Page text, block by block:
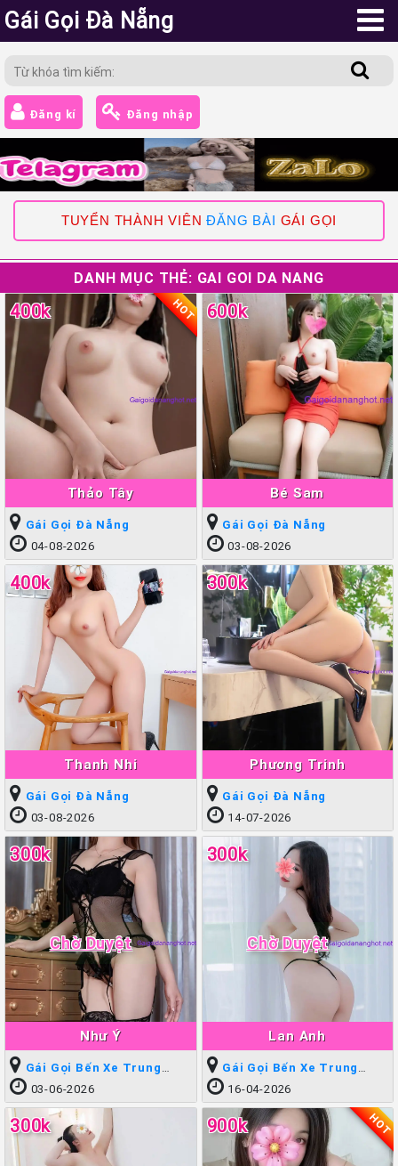
Gái Gọi Đà Nẵng
Đăng kí Đăng nhập
TUYỂN THÀNH VIÊNĐĂNG BÀI GÁI GỌI
DANH MỤC THẺ: GAI GOI DA NANG
Thảo Tây
400k HOT
Gái Gọi Đà Nẵng
04-08-2026
Bé Sam
600k
Gái Gọi Đà Nẵng
03-08-2026
Thanh Nhi
400k
Gái Gọi Đà Nẵng
03-08-2026
Phương Trinh
300k
Gái Gọi Đà Nẵng
14-07-2026
Như Ý
300k
Chờ Duyệt
Gái Gọi Bến Xe Trung
Tâm03-06-2026
Lan Anh
300k
Chờ Duyệt
Gái Gọi Bến Xe Trung
Tâm16-04-2026
300k 900k HOT